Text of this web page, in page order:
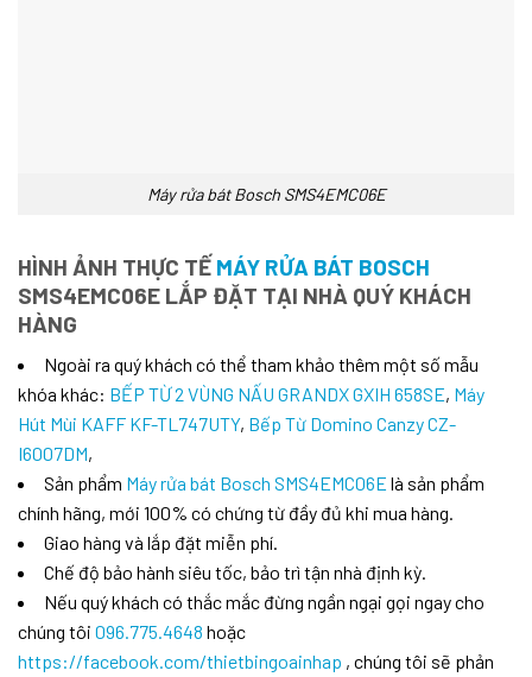
Máy rửa bát Bosch SMS4EMC06E
HÌNH ẢNH THỰC TẾ MÁY RỬA BÁT BOSCH
SMS4EMC06E LẮP ĐẶT TẠI NHÀ QUÝ KHÁCH
HÀNG
Ngoài ra quý khách có thể tham khảo thêm một số mẫu
khóa khác: BẾP TỪ 2 VÙNG NẤU GRANDX GXIH 658SE, Máy
Hút Mùi KAFF KF-TL747UTY, Bếp Từ Domino Canzy CZ-
I6007DM,
Sản phẩm Máy rửa bát Bosch SMS4EMC06E là sản phẩm
chính hãng, mới 100% có chứng từ đầy đủ khi mua hàng.
Giao hàng và lắp đặt miễn phí.
Chế độ bảo hành siêu tốc, bảo trì tận nhà định kỳ.
Nếu quý khách có thắc mắc đừng ngần ngại gọi ngay cho
chúng tôi 096.775.4648 hoặc
https://facebook.com/thietbingoainhap , chúng tôi sẽ phản